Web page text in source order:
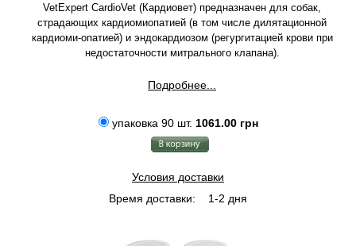
VetExpert CardioVet (Кардиовет) предназначен для собак,
страдающих кардиомиопатией (в том числе дилятационной
кардиоми-опатией) и эндокардиозом (регургитацией крови при
недостаточности митрального клапана).
Подробнее...
упаковка 90 шт. 1061.00 грн
Условия доставки
Время доставки:
1-2 дня